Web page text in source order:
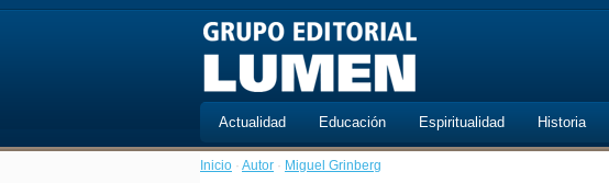
Actualidad Educación Espiritualidad Historia
Inicio · Autor · Miguel Grinberg